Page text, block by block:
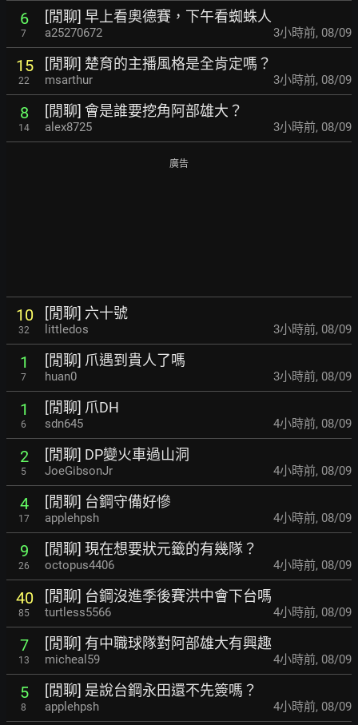
6
7
[閒聊] 早上看奧德賽，下午看蜘蛛人
a25270672 3小時前, 08/09
15
22
[閒聊] 楚育的主播風格是全肯定嗎？
msarthur 3小時前, 08/09
8
14
[閒聊] 會是誰要挖角阿部雄大？
alex8725 3小時前, 08/09
廣告
10
32
[閒聊] 六十號
littledos 3小時前, 08/09
1
7
[閒聊] 爪遇到貴人了嗎
huan0 3小時前, 08/09
1
6
[閒聊] 爪DH
sdn645 4小時前, 08/09
2
5
[閒聊] DP變火車過山洞
JoeGibsonJr 4小時前, 08/09
4
17
[閒聊] 台鋼守備好慘
applehpsh 4小時前, 08/09
9
26
[閒聊] 現在想要狀元籤的有幾隊？
octopus4406 4小時前, 08/09
40
85
[閒聊] 台鋼沒進季後賽洪中會下台嗎
turtless5566 4小時前, 08/09
7
13
[閒聊] 有中職球隊對阿部雄大有興趣
micheal59 4小時前, 08/09
5
8
[閒聊] 是說台鋼永田還不先簽嗎？
applehpsh 4小時前, 08/09